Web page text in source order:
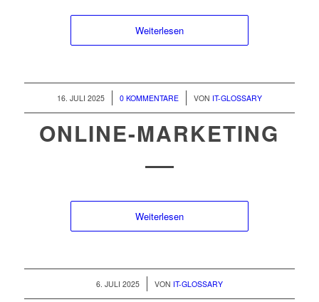
Weiterlesen
16. JULI 2025 0 KOMMENTARE
/ VON IT-GLOSSARY
ONLINE-MARKETING
Weiterlesen
6. JULI 2025 VON IT-GLOSSARY